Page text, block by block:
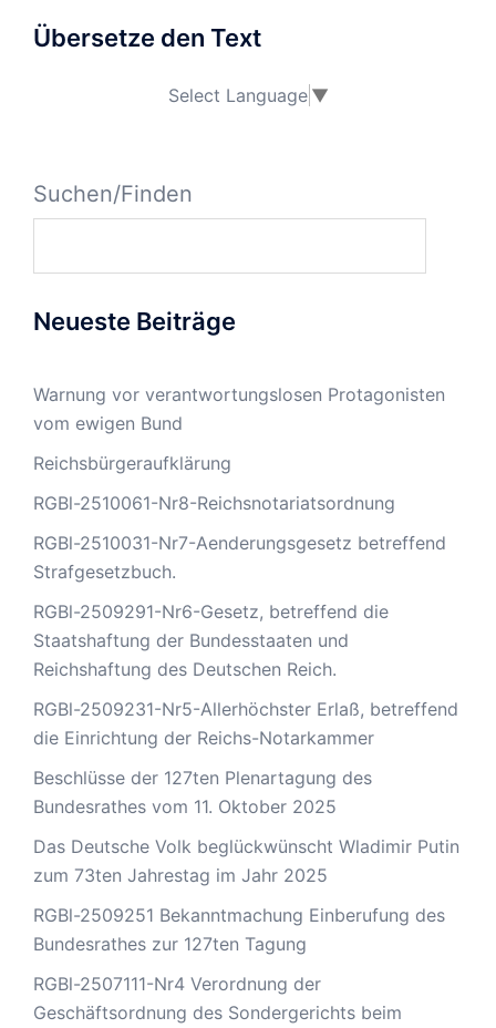
Übersetze den Text
Select Language ▼
Suchen/Finden
Neueste Beiträge
Warnung vor verantwortungslosen Protagonisten
vom ewigen Bund
Reichsbürgeraufklärung
RGBl-2510061-Nr8-Reichsnotariatsordnung
RGBl-2510031-Nr7-Aenderungsgesetz betreffend
Strafgesetzbuch.
RGBl-2509291-Nr6-Gesetz, betreffend die
Staatshaftung der Bundesstaaten und
Reichshaftung des Deutschen Reich.
RGBl-2509231-Nr5-Allerhöchster Erlaß, betreffend
die Einrichtung der Reichs-Notarkammer
Beschlüsse der 127ten Plenartagung des
Bundesrathes vom 11. Oktober 2025
Das Deutsche Volk beglückwünscht Wladimir Putin
zum 73ten Jahrestag im Jahr 2025
RGBl-2509251 Bekanntmachung Einberufung des
Bundesrathes zur 127ten Tagung
RGBl-2507111-Nr4 Verordnung der
Geschäftsordnung des Sondergerichts beim